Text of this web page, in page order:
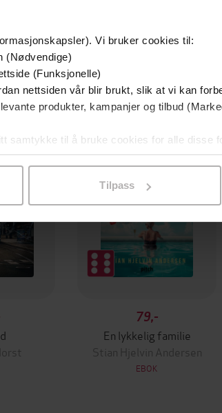
Vi bruker cookies til:
(Nødvendige)
(Funksjonelle)
nettsiden vår blir brukt, slik at vi kan
produkter, kampanjer og tilbud
samtykke til å bruke cookies for alle disse
klikke på «Tilpass». Du kan når som helst
Tilpass
Premium
79,-
En lykkelig familie
Stian Hjelvin Andersen
EBOK